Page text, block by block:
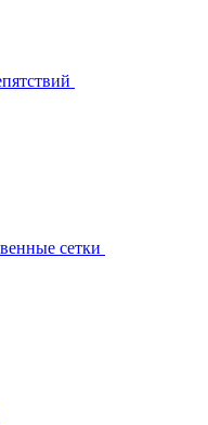
сетки